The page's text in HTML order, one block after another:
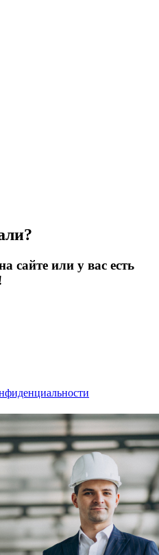
сайте или у вас есть